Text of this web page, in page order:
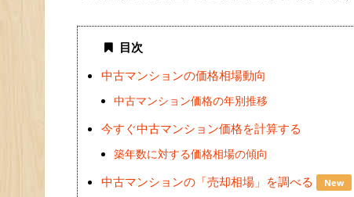
目次
中古マンションの価格相場動向
中古マンション価格の年別推移
今すぐ中古マンション価格を計算する
築年数に対する価格相場の傾向
中古マンションの「売却相場」を調べる New